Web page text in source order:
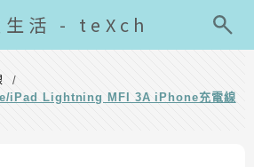
生活 - teXch
/
iPad Lightning MFI 3A iPhone充電線